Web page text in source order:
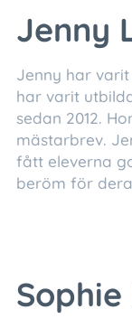
Jenny
Jenny har
har varit
sedan 2012.
mästarbrev.
fått eleverna
beröm för